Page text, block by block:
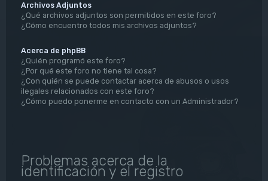
Archivos Adjuntos
¿Qué archivos adjuntos son permitidos en este foro?
¿Cómo encuentro todos mis archivos adjuntos?
Acerca de phpBB
¿Quién programó este foro?
¿Por qué este foro no tiene tal cosa?
¿Con quién se puede contactar acerca de abusos o usos
ilegales relacionados con este foro?
¿Cómo puedo ponerme en contacto con un Administrador?
Problemas acerca de la
identificación y el registro